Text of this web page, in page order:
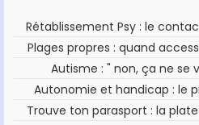
Rétablissement Psy : le
Plages propres : quand
Autisme : " non, ça ne se
Autonomie et handicap : le
Trouve ton parasport : la